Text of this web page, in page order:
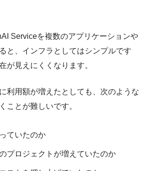
Serviceを複数のアプリケーションや
と、インフラとしてはシンプルです
が見えにくくなります。
利用額が増えたとしても、次のような
ことが難しいです。
ていたのか
プロジェクトが増えていたのか